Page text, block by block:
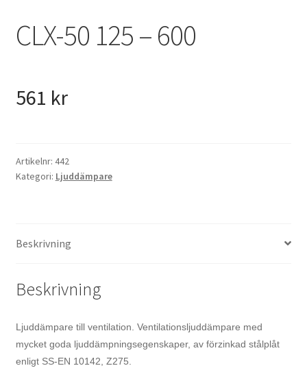
Fynd
CLX-50 125 – 600
561 kr
Artikelnr: 442
Kategori: Ljuddämpare
Beskrivning
Beskrivning
Ljuddämpare till ventilation. Ventilationsljuddämpare med
mycket goda ljuddämpningsegenskaper, av förzinkad stålplåt
enligt SS-EN 10142, Z275.